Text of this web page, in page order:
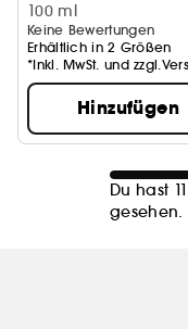
100 ml
Keine Bewertungen
Erhältlich in 2 Größen
*Inkl. MwSt. und
Hinzufügen
Du hast
gesehen.